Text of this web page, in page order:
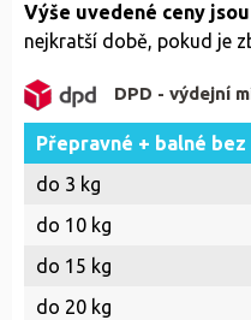
Výše uvedené ceny jsou
nejkratší době, pokud je
DPD - výdejní
Přepravné + balné
do 3 kg
do 10 kg
do 15 kg
do 20 kg